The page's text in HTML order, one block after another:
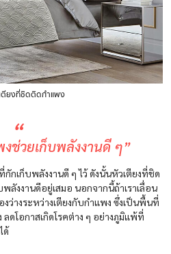
ตียงที่ชิดติดกำแพง
“
งช่วยเก็บพลังงานดี ๆ”
กักเก็บพลังงานดี ๆ ไว้ดังนั้นหัวเตียงที่ชิด
พลังงานดีอยู่เสมอ นอกจากนี้ถ้าเราเลื่อน
ว่างระหว่างเตียงกับกำแพง ซึ่งเป็นพื้นที่
ลดโอกาสเกิดโรคต่าง ๆ อย่างภูมิแพ้ที่
ด้